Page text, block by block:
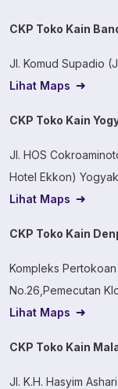
CKP Toko Kain
Jl. Komud Supadio
Lihat Maps
CKP Toko Kain
Jl. HOS
Hotel Ekkon)
Lihat Maps
CKP Toko Kain
Kompleks
No.26,Pemecutan
Lihat Maps
CKP Toko Kain
Jl. K.H. Hasyim